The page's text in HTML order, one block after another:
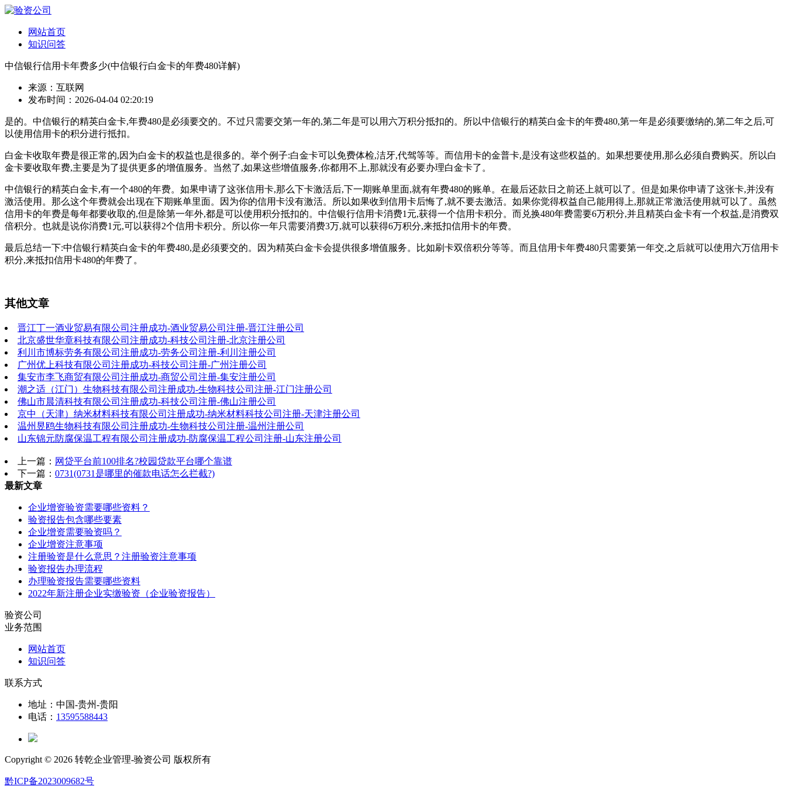
网站首页
知识问答
中信银行信用卡年费多少(中信银行白金卡的年费480详解)
来源：互联网
发布时间：2026-04-04 02:20:19
是的。中信银行的精英白金卡,年费480是必须要交的。不过只需要交第一年的,第二年是可以用六万积分抵扣的。所以中信银行的精英白金卡的年费480,第一年是必须要缴纳的,第二年之后,可
以使用信用卡的积分进行抵扣。
白金卡收取年费是很正常的,因为白金卡的权益也是很多的。举个例子:白金卡可以免费体检,洁牙,代驾等等。而信用卡的金普卡,是没有这些权益的。如果想要使用,那么必须自费购买。所以白
金卡要收取年费,主要是为了提供更多的增值服务。当然了,如果这些增值服务,你都用不上,那就没有必要办理白金卡了。
中信银行的精英白金卡,有一个480的年费。如果申请了这张信用卡,那么下卡激活后,下一期账单里面,就有年费480的账单。在最后还款日之前还上就可以了。但是如果你申请了这张卡,并没有
激活使用。那么这个年费就会出现在下期账单里面。因为你的信用卡没有激活。所以如果收到信用卡后悔了,就不要去激活。如果你觉得权益自己能用得上,那就正常激活使用就可以了。虽然
信用卡的年费是每年都要收取的,但是除第一年外,都是可以使用积分抵扣的。中信银行信用卡消费1元,获得一个信用卡积分。而兑换480年费需要6万积分,并且精英白金卡有一个权益,是消费双
倍积分。也就是说你消费1元,可以获得2个信用卡积分。所以你一年只需要消费3万,就可以获得6万积分,来抵扣信用卡的年费。
最后总结一下:中信银行精英白金卡的年费480,是必须要交的。因为精英白金卡会提供很多增值服务。比如刷卡双倍积分等等。而且信用卡年费480只需要第一年交,之后就可以使用六万信用卡
积分,来抵扣信用卡480的年费了。
其他文章
晋江丁一酒业贸易有限公司注册成功-酒业贸易公司注册-晋江注册公司
北京盛世华章科技有限公司注册成功-科技公司注册-北京注册公司
利川市博标劳务有限公司注册成功-劳务公司注册-利川注册公司
广州优上科技有限公司注册成功-科技公司注册-广州注册公司
集安市李飞商贸有限公司注册成功-商贸公司注册-集安注册公司
潮之适（江门）生物科技有限公司注册成功-生物科技公司注册-江门注册公司
佛山市晨清科技有限公司注册成功-科技公司注册-佛山注册公司
京中（天津）纳米材料科技有限公司注册成功-纳米材料科技公司注册-天津注册公司
温州昱鸥生物科技有限公司注册成功-生物科技公司注册-温州注册公司
山东锦元防腐保温工程有限公司注册成功-防腐保温工程公司注册-山东注册公司
上一篇： 网贷平台前100排名?校园贷款平台哪个靠谱
下一篇： 0731(0731是哪里的催款电话怎么拦截?)
最新文章
企业增资验资需要哪些资料？
验资报告包含哪些要素
企业增资需要验资吗？
企业增资注意事项
注册验资是什么意思？注册验资注意事项
验资报告办理流程
办理验资报告需要哪些资料
2022年新注册企业实缴验资（企业验资报告）
验资公司
业务范围
网站首页
知识问答
联系方式
地址：中国-贵州-贵阳
电话： 13595588443
Copyright © 2026 转乾企业管理-验资公司 版权所有
黔ICP备2023009682号